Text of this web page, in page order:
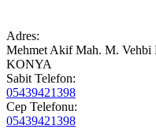
Adres:
Mehmet Akif Mah. M. Vehbi
KONYA
Sabit Telefon:
05439421398
Cep Telefonu:
05439421398